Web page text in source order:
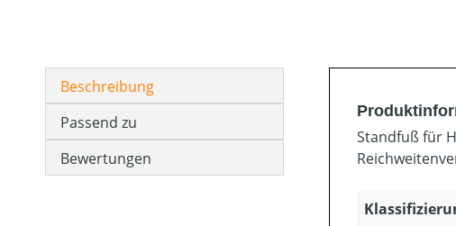
Beschreibung
Passend zu
Bewertungen
Standfuß für